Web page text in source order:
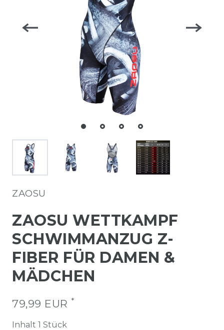
ZAOSU
ZAOSU WETTKAMPF
SCHWIMMANZUG Z-
FIBER FÜR DAMEN &
MÄDCHEN
79,99 EUR *
Inhalt 1 Stück